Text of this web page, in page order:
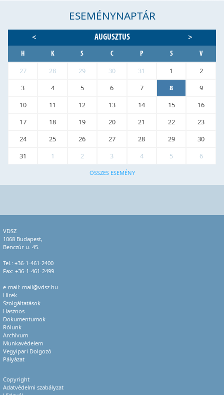
ESEMÉNYNAPTÁR
< AUGUSZTUS >
H K S C P S V
27 28 29 30 31 1
2
3
4 5 6 7 8
9
10
11 12 13 14 15
16
17
18 19 20 21 22
23
24
25 26 27 28 29
30
31
1 2 3 4 5 6
ÖSSZES ESEMÉNY
VDSZ
1068 Budapest,
Benczúr u. 45.
Tel.: +36-1-461-2400
Fax: +36-1-461-2499
e-mail: mail@vdsz.hu
Hírek
Szolgáltatások
Hasznos
Dokumentumok
Rólunk
Archívum
Munkavédelem
Vegyipari Dolgozó
Pályázat
Copyright
Adatvédelmi szabályzat